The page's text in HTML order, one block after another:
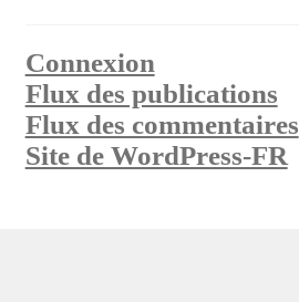
Connexion
Flux des publications
Flux des commentaires
Site de WordPress-FR